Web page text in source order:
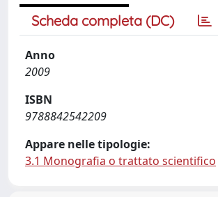
Scheda completa (DC)
Anno
2009
ISBN
9788842542209
Appare nelle tipologie:
3.1 Monografia o trattato scientifico